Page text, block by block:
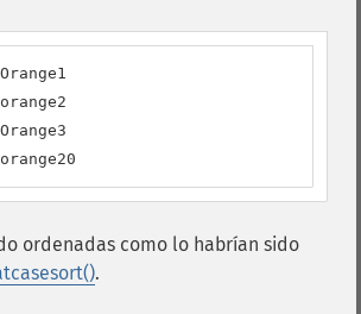
ordenadas como lo habrían sido
.